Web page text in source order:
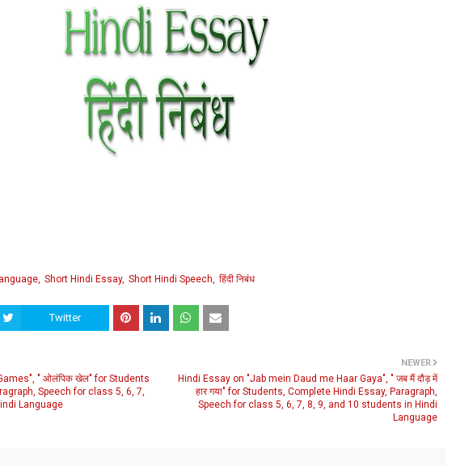
Short Hindi Essay Short Hindi Speech हिंदी निबंध
Twitter
NEWER
Hindi Essay on "Jab mein Daud me Haar Gaya", " जब मैं दौड़ में
हार गया" for Students, Complete Hindi Essay, Paragraph,
Speech for class 5, 6, 7, 8, 9, and 10 students in Hindi
Language
" ओलंपिक खेल" for Students
Speech for class 5, 6, 7,
Language